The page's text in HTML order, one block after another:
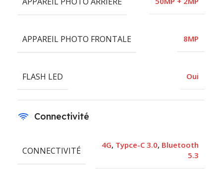
APPAREIL PHOTO FRONTALE 8MP
FLASH LED Oui
Connectivité
CONNECTIVITÉ
4G, Typce-C 3.0, Bluetooth
5.3